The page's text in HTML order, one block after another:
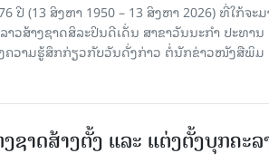
ປີ (13 ສິງຫາ 1950 – 13 ສິງຫາ 2026) ທີ່ໃກ້ຈະມ
ສ້າງຊາດສິລະປິນດີເດັ່ນ ສາຂາວັນນະກໍາ ປະທານ
ຄວາມຮູ້ສຶກກ່ຽວກັບວັນດັ່ງກ່າວ ຕໍ່ນັກຂ່າວໜັງສືພິມ
າດສ້າງຕັ້ງ ແລະ ແຕ່ງຕັ້ງບຸກຄະລ